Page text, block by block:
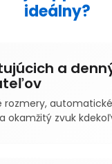
ideálny?
a
rozmery,
okamžitý zvuk